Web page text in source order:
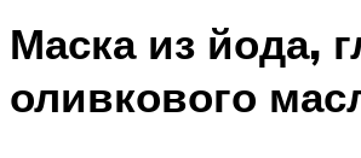
Маска из йода,
оливкового